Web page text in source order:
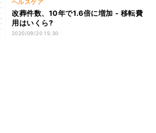
ヘルスケア
改葬件数、10年で1.6倍に増加 - 移転費
用はいくら?
2020/09/20 15:30